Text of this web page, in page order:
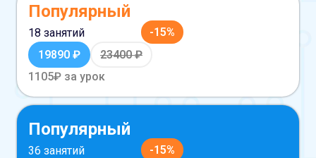
Популярный
18 занятий
19890 ₽ 23400₽
-15%
1105₽ за урок
Популярный
36 занятий
-15%